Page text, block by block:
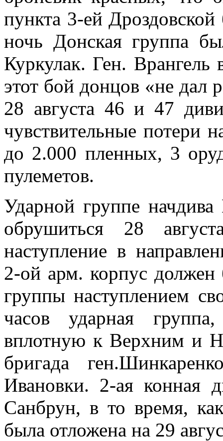
пункта 3-ей Дроздовской
ночь Донская группа
Куркулак. Ген. Врангель
этот бой донцов «не дал
28 августа 46 и 47
чувствительные потери
до 2.000 пленных, 3
пулеметов.
Ударной группе
обрушиться 28
наступление в
2-ой арм. корпус должен
группы наступлением
часов ударная
вплотную к Верхним и
бригада
Ивановки. 2-ая конная
Санбрун, в то время,
была отложена на 29